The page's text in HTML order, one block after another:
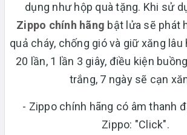
dụng như hộp quà tặng. Khi sử
Zippo chính hãng bật lửa sẽ phát
quả cháy, chống gió và giữ xăng lâu
20 lần, 1 lần 3 giây, điều kiện
trắng, 7 ngày sẽ cạn
- Zippo chính hãng có âm thanh
Zippo: "Click".